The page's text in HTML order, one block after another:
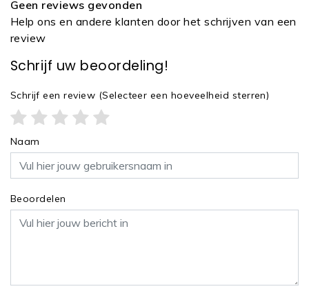
Geen reviews gevonden
Help ons en andere klanten door het schrijven van een
review
Schrijf uw beoordeling!
Schrijf een review (Selecteer een hoeveelheid sterren)
Naam
Beoordelen